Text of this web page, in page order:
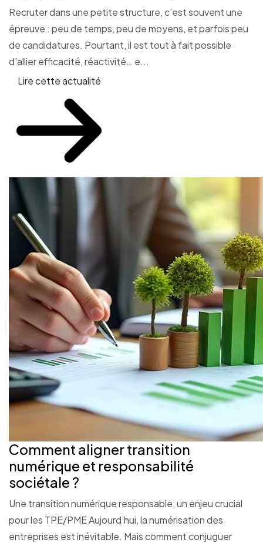
Recruter dans une petite structure, c’est souvent une
épreuve : peu de temps, peu de moyens, et parfois peu
de candidatures. Pourtant, il est tout à fait possible
d’allier efficacité, réactivité… e...
Lire cette actualité
Comment aligner transition
numérique et responsabilité
sociétale ?
Une transition numérique responsable, un enjeu crucial
pour les TPE/PME Aujourd’hui, la numérisation des
entreprises est inévitable. Mais comment conjuguer